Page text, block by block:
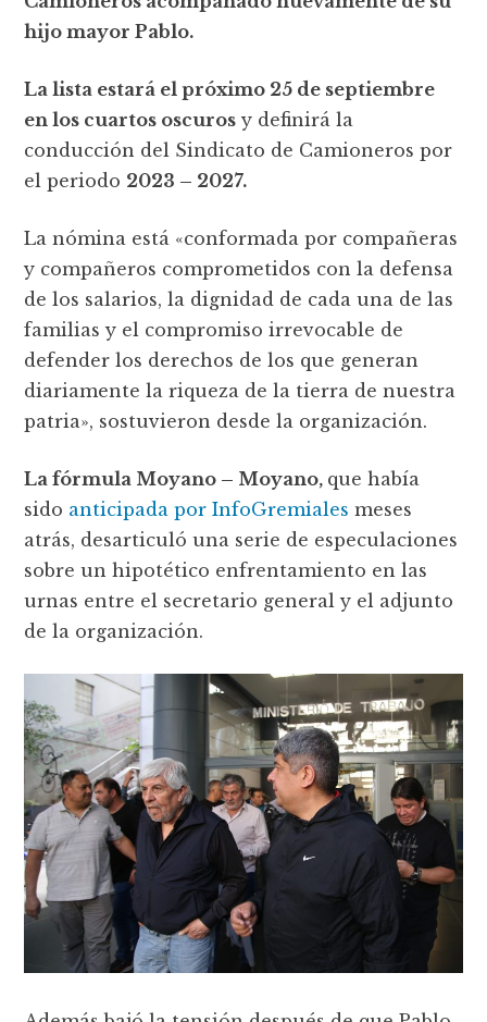
hijo mayor Pablo.
La lista estará el próximo 25 de septiembre
en los cuartos oscuros y definirá la
conducción del Sindicato de Camioneros por
el periodo 2023 – 2027.
La nómina está «conformada por compañeras
y compañeros comprometidos con la defensa
de los salarios, la dignidad de cada una de las
familias y el compromiso irrevocable de
defender los derechos de los que generan
diariamente la riqueza de la tierra de nuestra
patria», sostuvieron desde la organización.
La fórmula Moyano – Moyano, que había
sido anticipada por InfoGremialesmeses
atrás, desarticuló una serie de especulaciones
sobre un hipotético enfrentamiento en las
urnas entre el secretario general y el adjunto
de la organización.